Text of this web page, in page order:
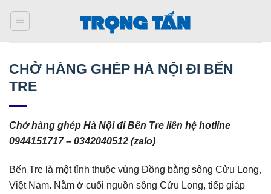
qua
CHỞ HÀNG GHÉP HÀ NỘI ĐI BẾN
TRE
Chở hàng ghép Hà Nội đi Bến Tre liên hệ hotline
0944151717 – 0342040512 (zalo)
Bến Tre là một tỉnh thuộc vùng Đồng bằng sông Cửu Long,
Việt Nam. Nằm ở cuối nguồn sông Cửu Long, tiếp giáp